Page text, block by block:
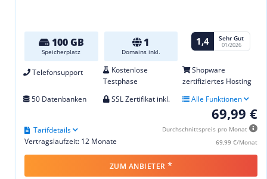
100 GB
Speicherplatz
1
Domains inkl.
1,4 Sehr Gut
01/2026
Telefonsupport
Kostenlose
Testphase
Shopware
zertifiziertes Hosting
50 Datenbanken
SSL Zertifikat inkl. Alle Funktionen
69,99 €
Durchschnittspreis pro Monat
69,99 €/Monat
Vertragslaufzeit: 12 Monate
Tarifdetails
ZUM ANBIETER *